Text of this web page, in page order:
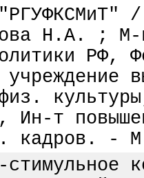
Н.А. ; М-
РФ,
учреждение
Ин-т
кадров. -
стимульное